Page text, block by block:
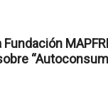
Fundación